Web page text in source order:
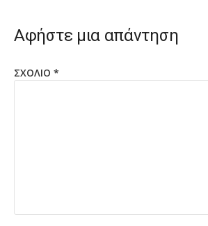
Αφήστε μια απάντηση
ΣΧΌΛΙΟ *